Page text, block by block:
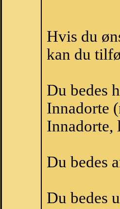
Hvis du
kan du
Du bedes
Innadorte
Innadorte,
Du bedes
Du bedes